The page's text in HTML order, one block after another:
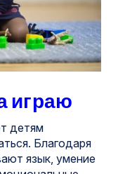
играю
детям
Благодаря
язык, умение